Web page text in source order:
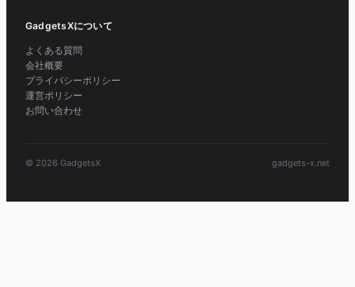
GadgetsXについて
よくある質問
会社概要
プライバシーポリシー
運営ポリシー
お問い合わせ
© 2026 GadgetsX gadgets-x.net